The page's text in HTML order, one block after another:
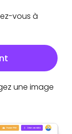
vous à
une image